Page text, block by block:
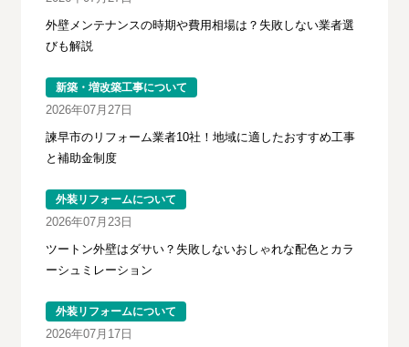
外壁メンテナンスの時期や費用相場は？失敗しない業者選
びも解説
新築・増改築工事について
2026年07月27日
諫早市のリフォーム業者10社！地域に適したおすすめ工事
と補助金制度
外装リフォームについて
2026年07月23日
ツートン外壁はダサい？失敗しないおしゃれな配色とカラ
ーシュミレーション
外装リフォームについて
2026年07月17日